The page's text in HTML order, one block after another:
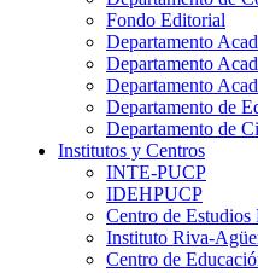
Fondo Editorial
Departamento
Departamento
Departamento
Departamento de
Departamento de
Institutos y Centros
INTE-PUCP
IDEHPUCP
Centro de Estudios
Instituto Riva-
Centro de